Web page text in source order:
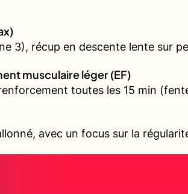
3), récup en descente lente sur
musculaire léger (EF)
toutes les 15 min
avec un focus sur la